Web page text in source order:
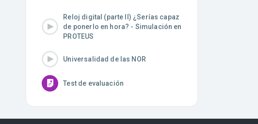
Reloj digital (parte II) ¿Serías capaz
de ponerlo en hora? - Simulación en
PROTEUS
Universalidad de las NOR
Test de evaluación